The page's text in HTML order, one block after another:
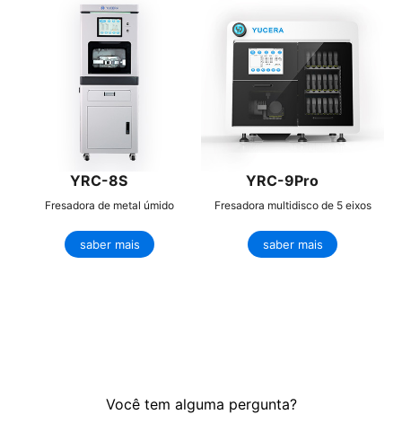
YRC-8S
Fresadora de metal úmido
saber mais
YRC-9Pro
Fresadora multidisco de 5 eixos
saber mais
Você tem alguma pergunta?